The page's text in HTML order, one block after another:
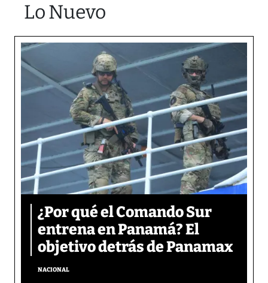
Lo Nuevo
¿Por qué el Comando Sur
entrena en Panamá? El
objetivo detrás de Panamax
NACIONAL